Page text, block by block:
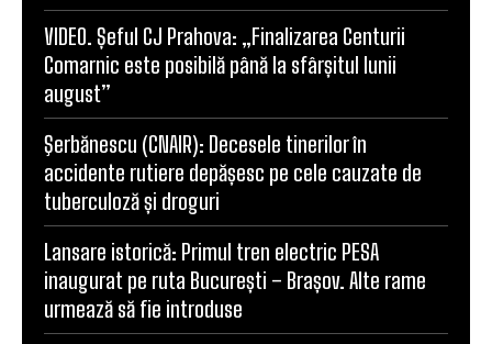
VIDEO. Șeful CJ Prahova: „Finalizarea Centurii
Comarnic este posibilă până la sfârșitul lunii
august”
Şerbănescu (CNAIR): Decesele tinerilor în
accidente rutiere depășesc pe cele cauzate de
tuberculoză și droguri
Lansare istorică: Primul tren electric PESA
inaugurat pe ruta București – Brașov. Alte rame
urmează să fie introduse